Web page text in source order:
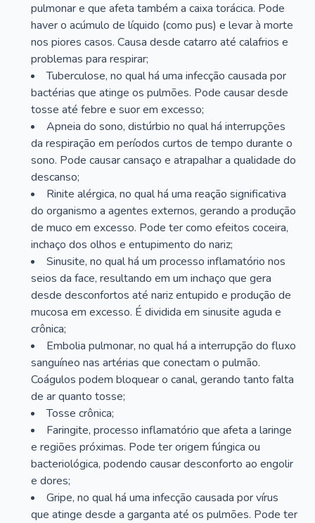
pulmonar e que afeta também a caixa torácica. Pode
haver o acúmulo de líquido (como pus) e levar à morte
nos piores casos. Causa desde catarro até calafrios e
problemas para respirar;
Tuberculose, no qual há uma infecção causada por
bactérias que atinge os pulmões. Pode causar desde
tosse até febre e suor em excesso;
Apneia do sono, distúrbio no qual há interrupções
da respiração em períodos curtos de tempo durante o
sono. Pode causar cansaço e atrapalhar a qualidade do
descanso;
Rinite alérgica, no qual há uma reação significativa
do organismo a agentes externos, gerando a produção
de muco em excesso. Pode ter como efeitos coceira,
inchaço dos olhos e entupimento do nariz;
Sinusite, no qual há um processo inflamatório nos
seios da face, resultando em um inchaço que gera
desde desconfortos até nariz entupido e produção de
mucosa em excesso. É dividida em sinusite aguda e
crônica;
Embolia pulmonar, no qual há a interrupção do fluxo
sanguíneo nas artérias que conectam o pulmão.
Coágulos podem bloquear o canal, gerando tanto falta
de ar quanto tosse;
Tosse crônica;
Faringite, processo inflamatório que afeta a laringe
e regiões próximas. Pode ter origem fúngica ou
bacteriológica, podendo causar desconforto ao engolir
e dores;
Gripe, no qual há uma infecção causada por vírus
que atinge desde a garganta até os pulmões. Pode ter